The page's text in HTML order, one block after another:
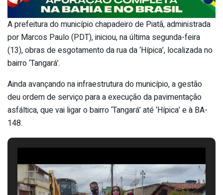
A prefeitura do município chapadeiro de Piatã, administrada
por Marcos Paulo (PDT), iniciou, na última segunda-feira
(13), obras de esgotamento da rua da ‘Hípica’, localizada no
bairro ‘Tangará’.
Ainda avançando na infraestrutura do município, a gestão
deu ordem de serviço para a execução da pavimentação
asfáltica, que vai ligar o bairro ‘Tangará’ até ‘Hípica’ e à BA-
148.